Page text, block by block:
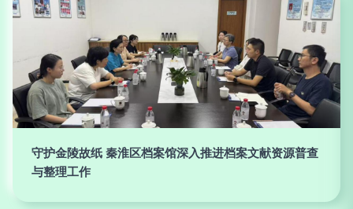
守护金陵故纸 秦淮区档案馆深入推进档案文献资源普查
与整理工作